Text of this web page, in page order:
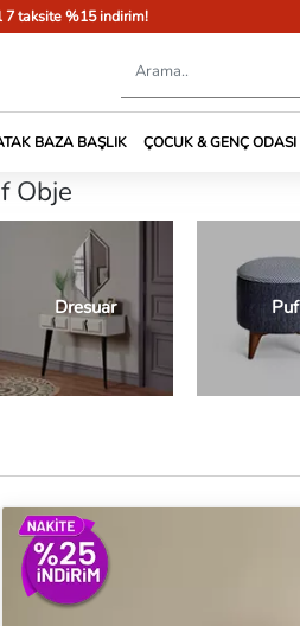
taksite %15 indirim!
BAZA BAŞLIK ÇOCUK & GENÇ ODASI
Obje
Dresuar Puf